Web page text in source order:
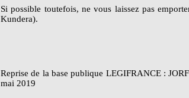
Si possible toutefois, ne vous laissez pas
Kundera).
Reprise de la base publique LEGIFRANCE :
mai 2019